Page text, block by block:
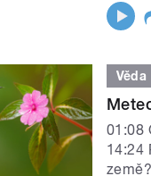
Věda
01:08
14:24